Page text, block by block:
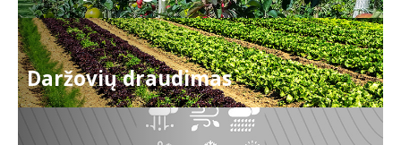
Daržovių draudimas